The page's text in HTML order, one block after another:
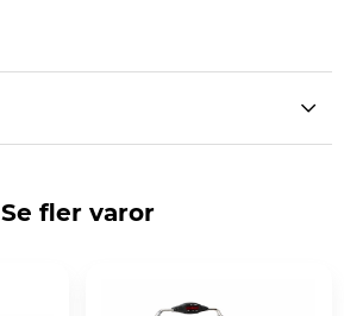
Se fler varor